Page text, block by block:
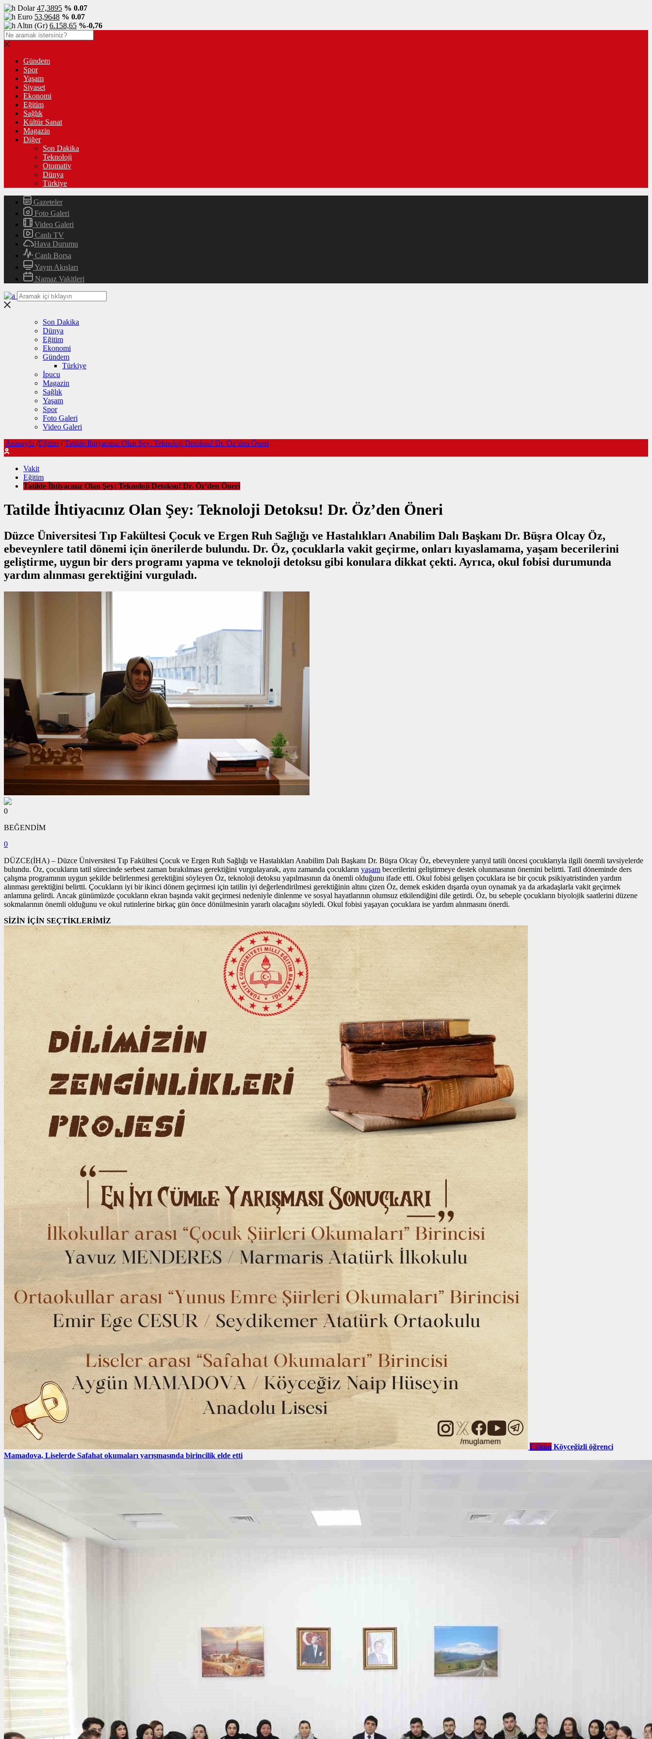
Dolar47,3895 % 0.07
Euro 53,9648 % 0.07
Altın (Gr) 6.158,65 %-0,76
Gündem
Spor
Yaşam
Siyaset
Ekonomi
Eğitim
Sağlık
Kültür Sanat
Magazin
Diğer
Son Dakika
Teknoloji
Otomativ
Dünya
Türkiye
Gazeteler
Foto Galeri
Video Galeri
Canlı TV
Hava Durumu
Canlı Borsa
Yayın Akışları
Namaz Vakitleri
Son Dakika
Dünya
Eğitim
Ekonomi
Gündem
Türkiye
İpucu
Magazin
Sağlık
Yaşam
Spor
Foto Galeri
Video Galeri
Anasayfa /Eğitim / Tatilde İhtiyacınız Olan Şey: Teknoloji Detoksu! Dr. Öz’den Öneri
Vakit
Eğitim
Tatilde İhtiyacınız Olan Şey: Teknoloji Detoksu! Dr. Öz’den Öneri
Tatilde İhtiyacınız Olan Şey: Teknoloji Detoksu! Dr. Öz’den Öneri
Düzce Üniversitesi Tıp Fakültesi Çocuk ve Ergen Ruh Sağlığı ve Hastalıkları Anabilim Dalı Başkanı Dr. Büşra Olcay Öz,
ebeveynlere tatil dönemi için önerilerde bulundu. Dr. Öz, çocuklarla vakit geçirme, onları kıyaslamama, yaşam becerilerini
geliştirme, uygun bir ders programı yapma ve teknoloji detoksu gibi konulara dikkat çekti. Ayrıca, okul fobisi durumunda
yardım alınması gerektiğini vurguladı.
0
BEĞENDİM
0
DÜZCE(İHA) – Düzce Üniversitesi Tıp Fakültesi Çocuk ve Ergen Ruh Sağlığı ve Hastalıkları Anabilim Dalı Başkanı Dr. Büşra Olcay Öz, ebeveynlere yarıyıl tatili öncesi çocuklarıyla ilgili önemli tavsiyelerde
bulundu. Öz, çocukların tatil sürecinde serbest zaman bırakılması gerektiğini vurgulayarak, aynı zamanda çocukların yaşam becerilerini geliştirmeye destek olunmasının önemini belirtti. Tatil döneminde ders
çalışma programının uygun şekilde belirlenmesi gerektiğini söyleyen Öz, teknoloji detoksu yapılmasının da önemli olduğunu ifade etti. Okul fobisi gelişen çocuklara ise bir çocuk psikiyatristinden yardım
alınması gerektiğini belirtti. Çocukların iyi bir ikinci dönem geçirmesi için tatilin iyi değerlendirilmesi gerektiğinin altını çizen Öz, demek eskiden dışarda oyun oynamak ya da arkadaşlarla vakit geçirmek
anlamına gelirdi. Ancak günümüzde çocukların ekran başında vakit geçirmesi nedeniyle dinlenme ve sosyal hayatlarının olumsuz etkilendiğini dile getirdi. Öz, bu sebeple çocukların biyolojik saatlerini düzene
sokmalarının önemli olduğunu ve okul rutinlerine birkaç gün önce dönülmesinin yararlı olacağını söyledi. Okul fobisi yaşayan çocuklara ise yardım alınmasını önerdi.
SİZİN İÇİN SEÇTİKLERİMİZ
Eğitim Köyceğizli öğrenci
Mamadova, Liselerde Safahat okumaları yarışmasında birincilik elde etti